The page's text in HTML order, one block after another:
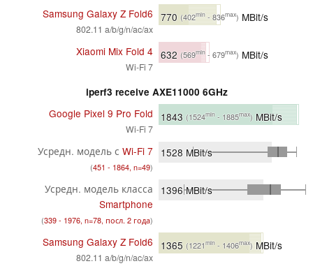
Samsung Galaxy Z Fold6
802.11 a/b/g/n/ac/ax
770 (402min- 836max) MBit/s
Xiaomi Mix Fold 4
Wi-Fi 7
632 (569min - 679max) MBit/s
iperf3 receive AXE11000 6GHz
Google Pixel 9 Pro Fold
Wi-Fi 7
1843 (1524min - 1885max) MBit/s
Усредн. модель с Wi-Fi 7
(451 - 1864, n=49)
1528 MBit/s
Усредн. модель класса
Smartphone
(339 - 1976, n=78, посл. 2 года)
1396MBit/s
Samsung Galaxy Z Fold6
802.11 a/b/g/n/ac/ax
1365 (1221min - 1406max)MBit/s